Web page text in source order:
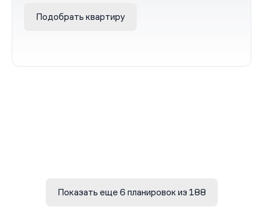
Подобрать квартиру
Показать еще 6 планировок из 188